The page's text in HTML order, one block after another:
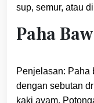
sup, semur, atau
Paha
Penjelasan: Paha
dengan sebutan
kaki ayam.